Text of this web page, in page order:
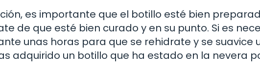
es importante que el botillo esté bien
de que esté bien curado y en su punto. Si es
unas horas para que se rehidrate y se suavice
adquirido un botillo que ha estado en la nevera